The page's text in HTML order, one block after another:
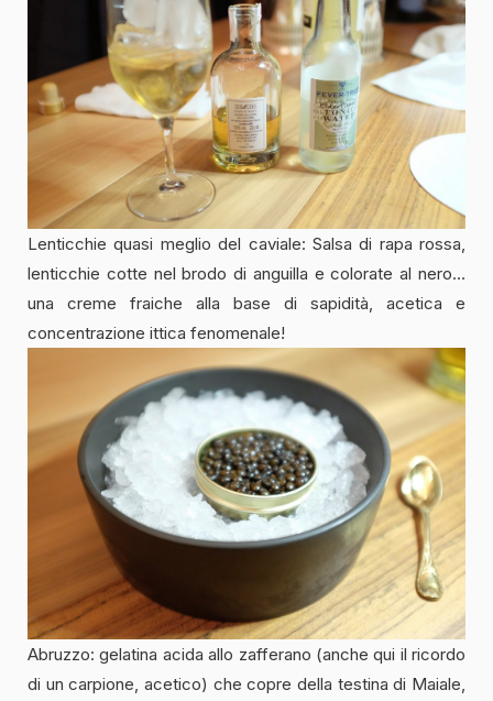
Lenticchie quasi meglio del caviale: Salsa di rapa rossa,
lenticchie cotte nel brodo di anguilla e colorate al nero…
una creme fraiche alla base di sapidità, acetica e
concentrazione ittica fenomenale!
Abruzzo: gelatina acida allo zafferano (anche qui il ricordo
di un carpione, acetico) che copre della testina di Maiale,